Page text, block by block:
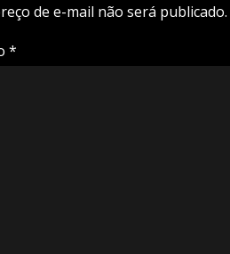
de e-mail não será publicado.
*